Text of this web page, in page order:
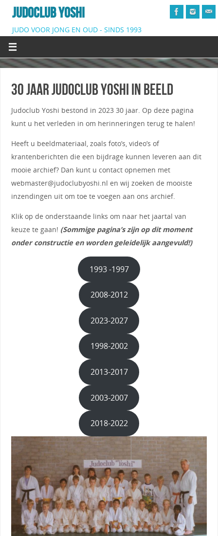
JUDOCLUB YOSHI
JUDO VOOR JONG EN OUD - SINDS 1993
30 jaar Judoclub Yoshi in Beeld
Judoclub Yoshi bestond in 2023 30 jaar. Op deze pagina
kunt u het verleden in om herinneringen terug te halen!
Heeft u beeldmateriaal, zoals foto’s, video’s of
krantenberichten die een bijdrage kunnen leveren aan dit
mooie archief? Dan kunt u contact opnemen met
webmaster@judoclubyoshi.nl en wij zoeken de mooiste
inzendingen uit om toe te voegen aan ons archief.
Klik op de onderstaande links om naar het jaartal van
keuze te gaan! (Sommige pagina’s zijn op dit moment
onder constructie en worden geleidelijk aangevuld!)
1993 -1997
2008-2012
2023-2027
1998-2002
2013-2017
2003-2007
2018-2022